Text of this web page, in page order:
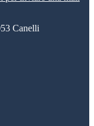
Canelli